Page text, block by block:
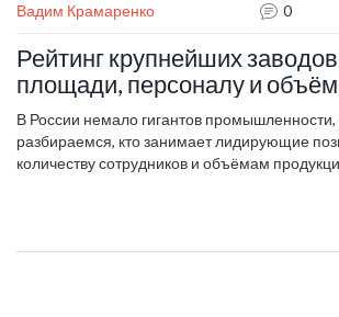
Вадим Крамаренко 0
Рейтинг крупнейших
площади, персоналу и
производства 2025
В России немало гигантов промышленности,
разбираемся, кто занимает лидирующие
количеству сотрудников и объёмам
интересуется промышленностью и